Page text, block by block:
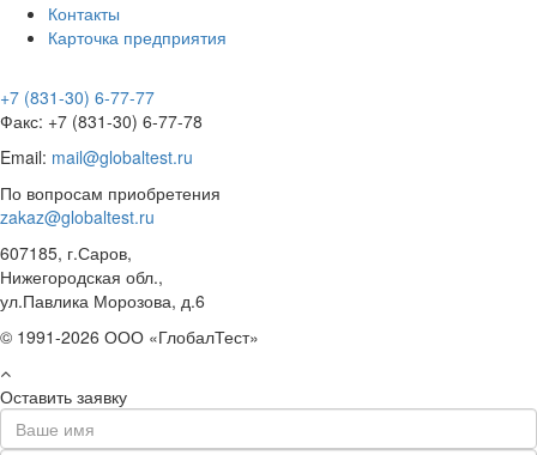
Контакты
Карточка предприятия
+7 (831-30) 6-77-77
Факс: +7 (831-30) 6-77-78
Email: mail@globaltest.ru
По вопросам приобретения
zakaz@globaltest.ru
607185, г.Саров,
Нижегородская обл.,
ул.Павлика Морозова, д.6
© 1991-2026 ООО «ГлобалТест»
Оставить заявку